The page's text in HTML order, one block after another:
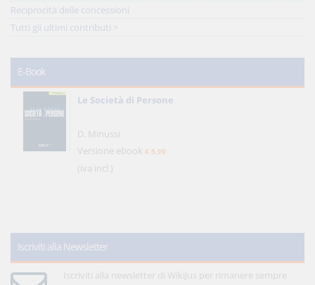
Reciprocità delle concessioni
Tutti gli ultimi contributi >
E-Book
Le Società di Persone
D. Minussi
Versione ebook € 5,99
(iva incl.)
Iscriviti alla Newsletter
Iscriviti alla newsletter di WikiJus per rimanere sempre